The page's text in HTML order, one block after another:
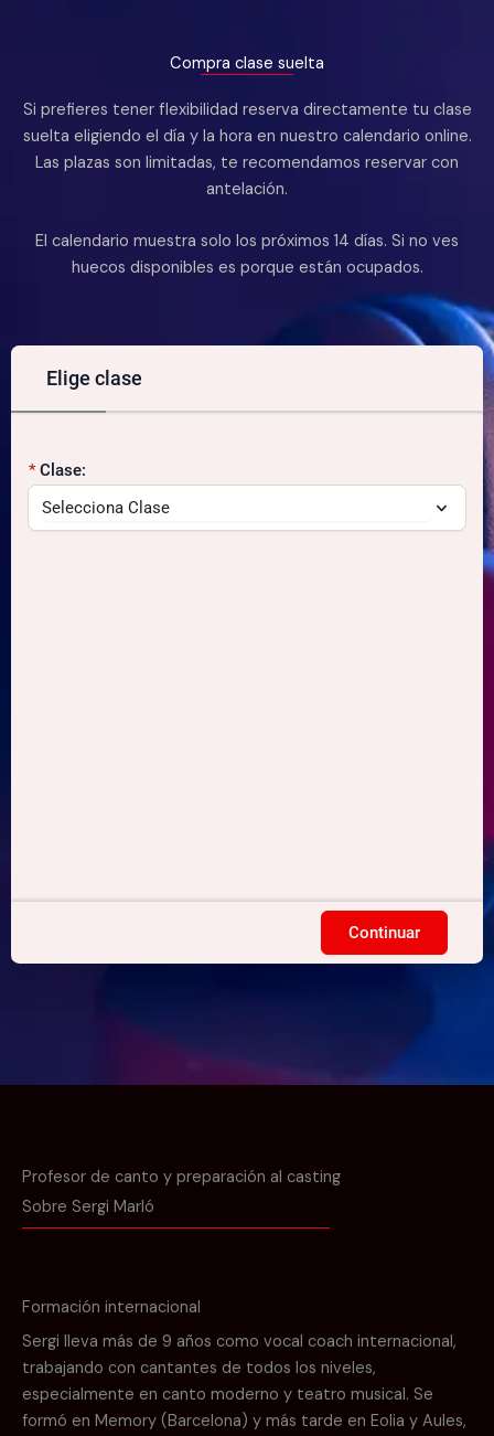
Compra clase suelta
Si prefieres tener flexibilidad reserva directamente tu clase
suelta eligiendo el día y la hora en nuestro calendario online.
Las plazas son limitadas, te recomendamos reservar con
antelación.
El calendario muestra solo los próximos 14 días. Si no ves
huecos disponibles es porque están ocupados.
Elige clase
Clase:
Continuar
Profesor de canto y preparación al casting
Sobre Sergi Marló
Formación internacional
Sergi lleva más de 9 años como vocal coach internacional,
trabajando con cantantes de todos los niveles,
especialmente en canto moderno y teatro musical. Se
formó en Memory (Barcelona) y más tarde en Eolia y Aules,